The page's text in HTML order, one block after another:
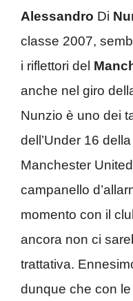
Alessandro Di
classe 2007,
i riflettori del
anche nel giro
Nunzio è uno dei
dell’Under 16
Manchester
campanello
momento con il
ancora non ci
trattativa.
dunque che con